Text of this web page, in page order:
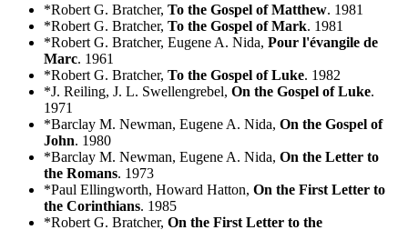
*Robert G. Bratcher, To the Gospel of Matthew. 1981
*Robert G. Bratcher, To the Gospel of Mark. 1981
*Robert G. Bratcher, Eugene A. Nida, Pour l'évangile de
Marc. 1961
*Robert G. Bratcher, To the Gospel of Luke. 1982
*J. Reiling, J. L. Swellengrebel, On the Gospel of Luke.
1971
*Barclay M. Newman, Eugene A. Nida, On the Gospel of
John. 1980
*Barclay M. Newman, Eugene A. Nida, On the Letter to
the Romans. 1973
*Paul Ellingworth, Howard Hatton, On the First Letter to
the Corinthians. 1985
*Robert G. Bratcher, On the First Letter to the